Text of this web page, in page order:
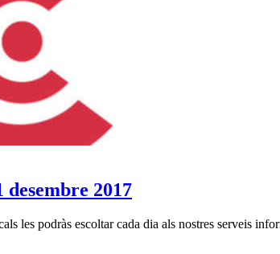
2017
les podràs escoltar cada dia als nostres serveis